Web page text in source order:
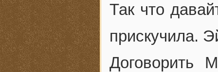
Так что
прискучила.
Договорить